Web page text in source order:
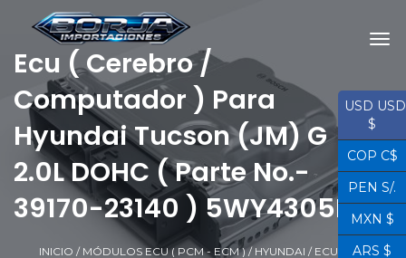
Ecu ( Cerebro /
Computador ) Para
Hyundai Tucson (JM) G
2.0L DOHC ( Parte No.-
39170-23140 ) 5WY4305F
INICIO / MÓDULOS ECU ( PCM - ECM )/ HYUNDAI / ECU (
USD USD
$
COP C$
PEN S/.
MXN $
ARS $